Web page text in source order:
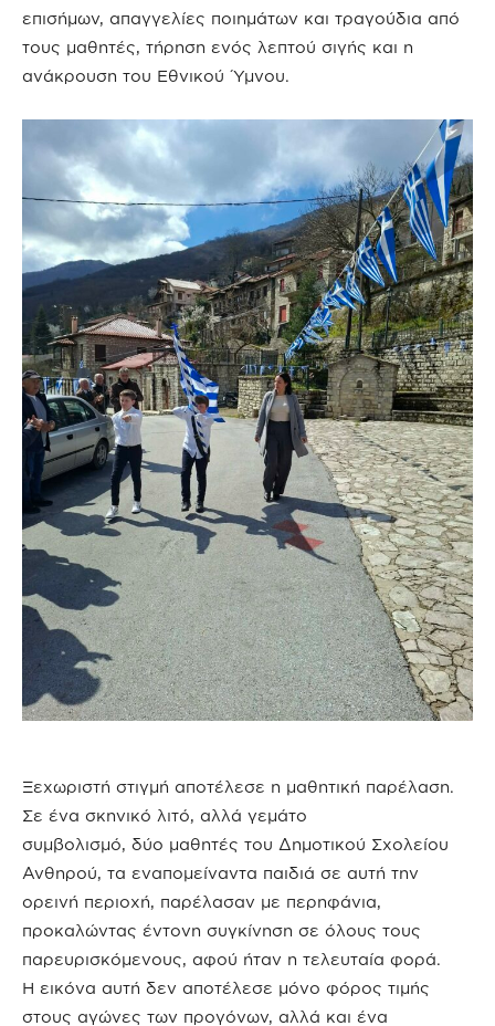
επισήμων, απαγγελίες ποιημάτων και τραγούδια από
τους μαθητές, τήρηση ενός λεπτού σιγής και η
ανάκρουση του Εθνικού Ύμνου.
Ξεχωριστή στιγμή αποτέλεσε η μαθητική παρέλαση.
Σε ένα σκηνικό λιτό, αλλά γεμάτο
συμβολισμό, δύο μαθητές του Δημοτικού Σχολείου
Ανθηρού, τα εναπομείναντα παιδιά σε αυτή την
ορεινή περιοχή, παρέλασαν με περηφάνια,
προκαλώντας έντονη συγκίνηση σε όλους τους
παρευρισκόμενους, αφού ήταν η τελευταία φορά.
Η εικόνα αυτή δεν αποτέλεσε μόνο φόρος τιμής
στους αγώνες των προγόνων, αλλά και ένα